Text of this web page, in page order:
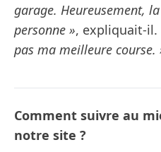
garage. Heureusement,
personne », expliquait-il.
pas ma meilleure course.
Comment suivre au
notre site ?